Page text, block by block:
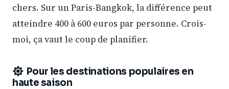
chers. Sur un Paris-Bangkok, la différence peut
atteindre 400 à 600 euros par personne. Crois-
moi, ça vaut le coup de planifier.
Pour les destinations populaires en
haute saison